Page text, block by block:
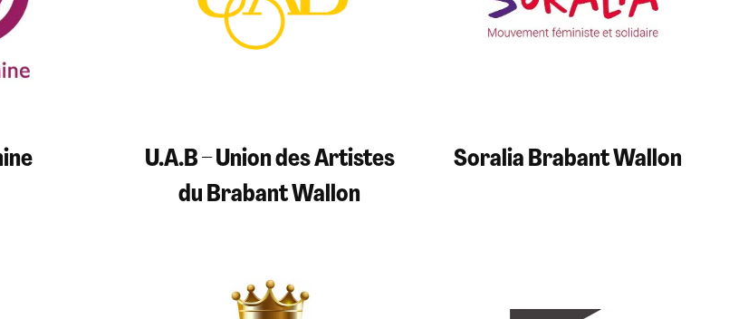
U.A.B – Union des Artistes
du Brabant Wallon
Soralia Brabant Wallon